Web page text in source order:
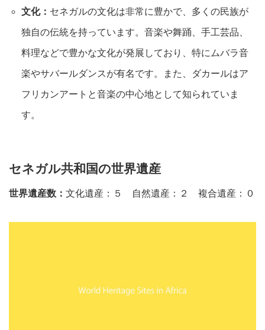
文化： セネガルの文化は非常に豊かで、多くの民族が
独自の伝統を持っています。音楽や舞踊、手工芸品、
料理などで豊かな文化が発展しており、特にムバラ音
楽やサバールダンスが有名です。また、ダカールはア
フリカンアートと音楽の中心地として知られていま
す。
セネガル共和国の世界遺産
世界遺産数： 文化遺産：５ 自然遺産：２ 複合遺産：０